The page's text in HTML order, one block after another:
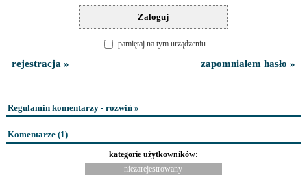
pamiętaj na tym urządzeniu
rejestracja » zapomniałem hasło »
Regulamin komentarzy - rozwiń »
Komentarze (1)
kategorie użytkowników:
niezarejestrowany